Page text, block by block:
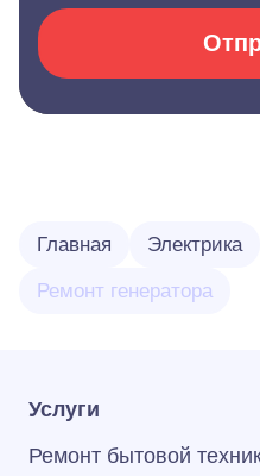
Главная Электрика
Ремонт генератора
Услуги
Ремонт бытовой